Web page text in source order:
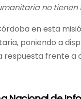
no tienen
en esta
poniendo a
frente a